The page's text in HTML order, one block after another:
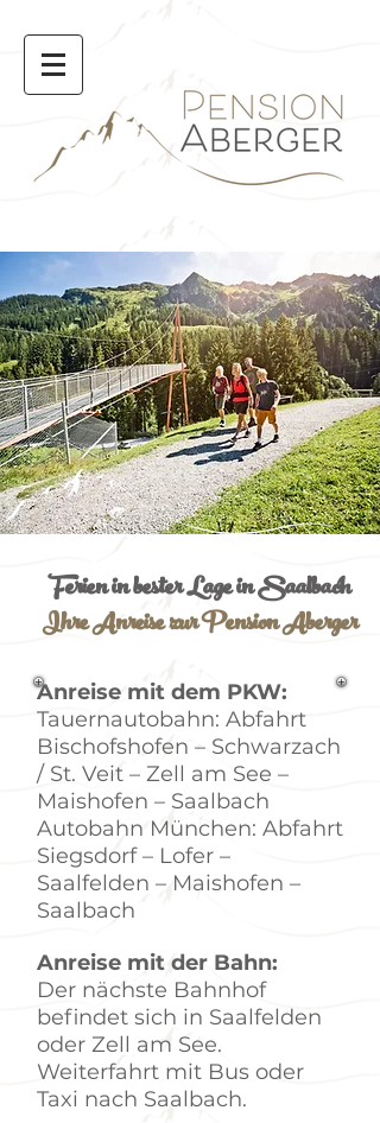
Ferien in bester Lage in Saalbach
Ihre Anreise zur Pension Aberger
Anreise mit dem PKW:
Tauernautobahn: Abfahrt
Bischofshofen – Schwarzach
/ St. Veit – Zell am See –
Maishofen – Saalbach
Autobahn München: Abfahrt
Siegsdorf – Lofer –
Saalfelden – Maishofen –
Saalbach
Anreise mit der Bahn:
Der nächste Bahnhof
befindet sich in Saalfelden
oder Zell am See.
Weiterfahrt mit Bus oder
Taxi nach Saalbach.